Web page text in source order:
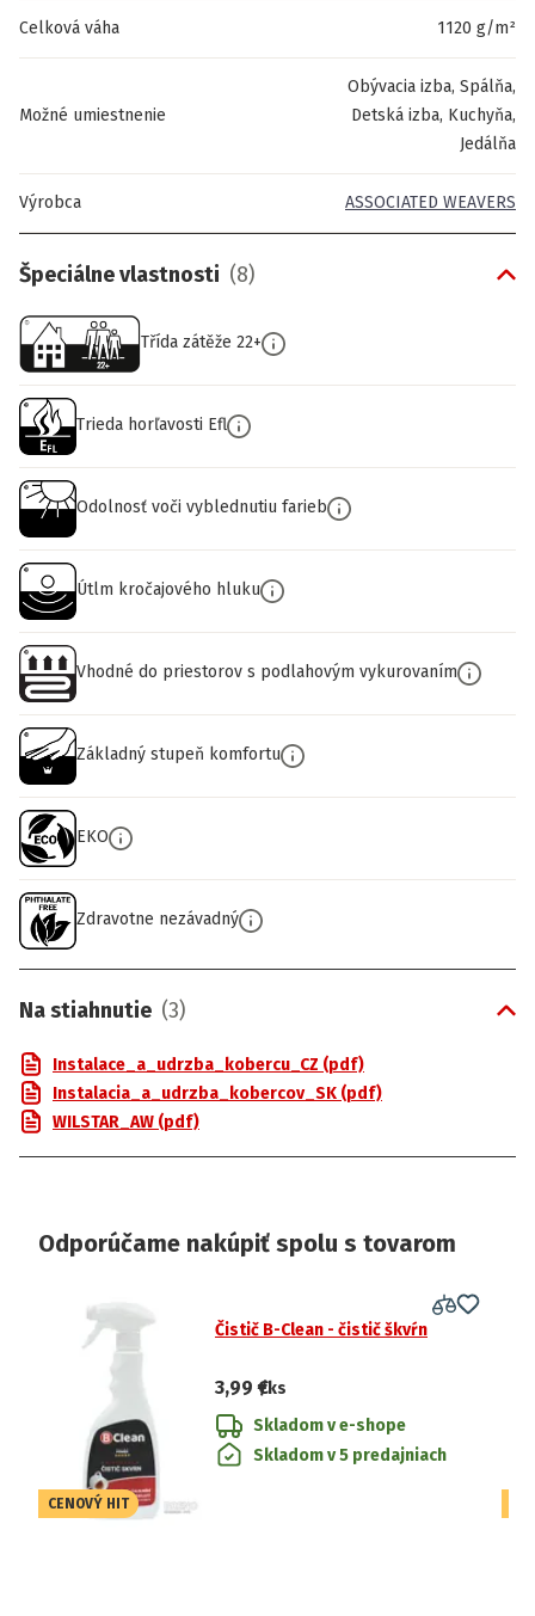
Celková váha 1120 g/m²
Možné umiestnenie
Obývacia izba, Spálňa,
Detská izba, Kuchyňa,
Jedálňa
Výrobca ASSOCIATED WEAVERS
Špeciálne vlastnosti (8)
Třída zátěže 22+
Trieda horľavosti Efl
Odolnosť voči vyblednutiu farieb
Útlm kročajového hluku
Vhodné do priestorov s podlahovým vykurovaním
Základný stupeň komfortu
EKO
Zdravotne nezávadný
Na stiahnutie (3)
Instalace_a_udrzba_kobercu_CZ (pdf)
Instalacia_a_udrzba_kobercov_SK (pdf)
WILSTAR_AW (pdf)
Odporúčame nakúpiť spolu s tovarom
CENOVÝ HIT
Čistič B-Clean - čistič škvŕn
3,99 €/ks
Skladom v e-shope
Skladom v 5 predajniach